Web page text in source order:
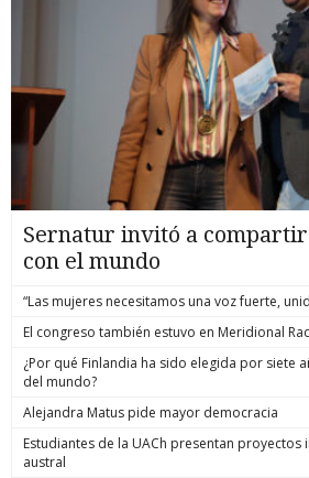
Sernatur invitó a
con el mundo
“Las mujeres necesitamos una voz fuerte,
El congreso también estuvo en Meridional
¿Por qué Finlandia ha sido elegida por siete
del mundo?
Alejandra Matus pide mayor democracia
Estudiantes de la UACh presentan
austral